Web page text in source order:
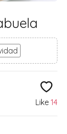
Like 14